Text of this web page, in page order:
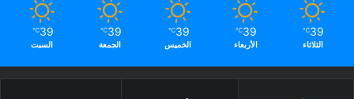
39
℃
الثلاثاء
39
℃
الأربعاء
39
℃
الخميس
39
℃
الجمعة
39
℃
السبت